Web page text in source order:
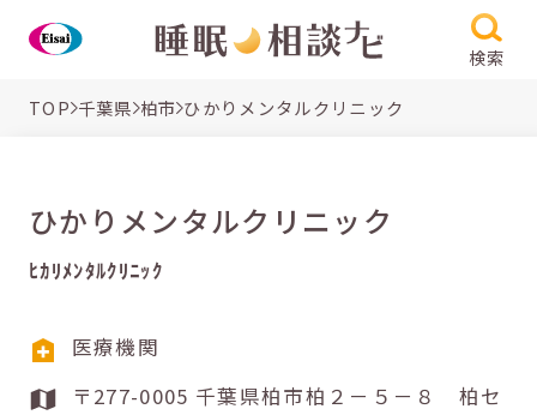
検索
TOP 千葉県 柏市 ひかりメンタルクリニック
ひかりメンタルクリニック
ﾋｶﾘﾒﾝﾀﾙｸﾘﾆｯｸ
医療機関
〒277-0005 千葉県柏市柏２－５－８ 柏セ